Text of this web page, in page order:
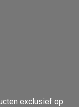
exclusief op